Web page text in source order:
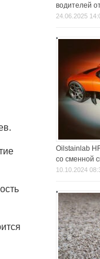
водителей
24.06.2025
Oilstainlab
со сменной
10.10.2024